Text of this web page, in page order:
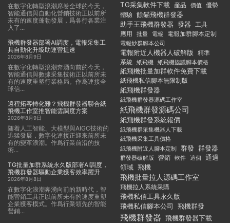
在數字化轉型浪潮席卷全球的今天，
智能通信與自動化營銷技術正以前所
未有的速度蓬勃發展，爲各行各業注
入了...
飛機群發器部署AI調度，電報采集工
具自動化升級助運營提速
2026年8月9日
在數字化轉型浪潮奔湧向前的今天，
智能通信與數據采集技術正以前所未
有的速度重塑行業格局。作爲連接全
球信...
遠程拓客轉化難？飛機群發器聯合紙
飛機工作室推智能雲調度方案
2026年8月9日
随着人工智能、大模型與AIGC技術的
迅猛發展，數字化連接正迎來前所未
有的變革浪潮。作爲行業前沿的技
術...
TG批量加群系統永久版部署AI調度，
飛機群發器驅動企業獲客效率躍升
2026年8月8日
在數字化浪潮奔湧向前的新時代，智
能營銷工具正以前所未有的速度重塑
企業獲客模式。作爲行業領先的智能
營銷...
TG采集軟件下載 産品 價值 優勢
體驗 餘貓飛機群發器
助手王飛機群發器 發器 工具
應用
批量 電報 電報加群腳本定制
電報炒群腳本公司
電報附近人機器人破解版 精準
系統 紙飛機 紙飛機協議腳本價格
紙飛機批量加群軟件免費下載
紙飛機私信腳本無限制版
紙飛機群發器
紙飛機群發器源碼工作室
紙飛機群發源碼公司
紙飛機群發系統報價
紙飛機群采集機器人下載
紙飛機采集工具價格
紙飛機附近人腳本定制
群發 群發器
群發器破解版 營銷 軟件 這個
通過
領域 飛機
飛機批量拉人源碼工作室
飛機拉人系統采購
飛機私信工具永久版
飛機私信腳本公司
飛機群發
飛機群發器 飛機群發器下載